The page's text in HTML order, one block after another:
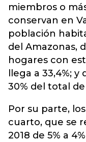
miembros o
conservan en
población
del Amazonas,
hogares con
llega a 33,4%;
30% del total
Por su parte,
cuarto, que se
2018 de 5% a